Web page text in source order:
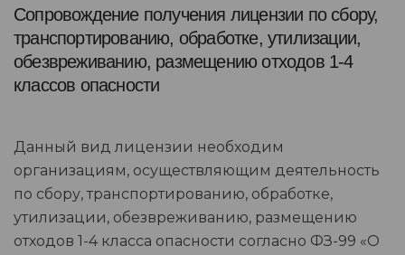
Сопровождение получения лицензии по сбору,
транспортированию, обработке, утилизации,
обезвреживанию, размещению отходов 1-4
классов опасности
Данный вид лицензии необходим
организациям, осуществляющим деятельность
по сбору, транспортированию, обработке,
утилизации, обезвреживанию, размещению
отходов 1-4 класса опасности согласно ФЗ-99 «О